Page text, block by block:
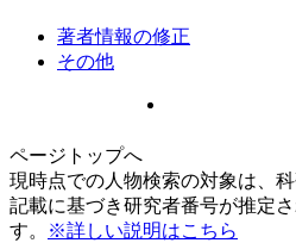
著者情報の修正
その他
ページトップへ
現時点での人物検索の対象は、科
記載に基づき研究者番号が推定
す。
※詳しい説明はこちら